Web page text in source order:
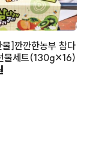
물]깐깐한농부 참다
물세트(130g×16)